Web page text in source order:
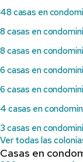
48 casas en
8 casas en
8 casas en
6 casas en
6 casas en
4 casas en
3 casas en
Ver todas las
Casas en